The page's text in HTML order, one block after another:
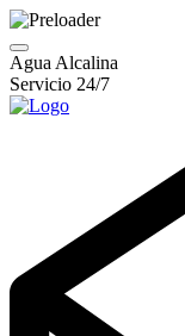
Agua Alcalina
Servicio 24/7